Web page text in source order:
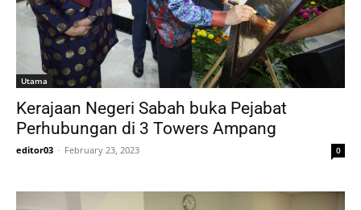
Utama
Kerajaan Negeri Sabah buka Pejabat
Perhubungan di 3 Towers Ampang
editor03 - February 23, 2023 0